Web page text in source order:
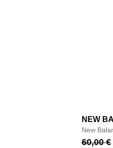
NEW
New
60,00€